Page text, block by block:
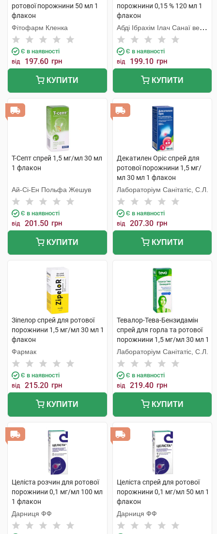
ротової порожнини 50 мл 1
флакон
Фітофарм Кленка
Є в наявності
від 197.60 грн
КУПИТИ
порожнини 0,15 % 120 мл 1
флакон
Абді Ібрахім Ілач Санаї ве
Тіджарет
Є в наявності
від 199.10 грн
КУПИТИ
Т-Септ спрей 1,5 мг/мл 30 мл
1 флакон
Ай-Сі-Ен Польфа Жешув
Є в наявності
від 201.50 грн
КУПИТИ
Декатилен Оріс спрей для
ротової порожнини 1,5 мг/
мл 30 мл 1 флакон
Лабораторіум Санітатіс, С.Л.
Є в наявності
від 207.30 грн
КУПИТИ
Зіпелор спрей для ротової
порожнини 1,5 мг/мл 30 мл 1
флакон
Фармак
Є в наявності
від 215.20 грн
КУПИТИ
Тевалор-Тева-Бензидамін
спрей для горла та ротової
порожнини 1,5 мг/мл 30 мл 1
флакон
Лабораторіум Санітатіс, С.Л.
Є в наявності
від 219.40 грн
КУПИТИ
Целіста розчин для ротової
порожнини 0,1 мг/мл 100 мл
1 флакон
Дарниця ФФ
Целіста спрей для ротової
порожнини 0,1 мг/мл 50 мл 1
флакон
Дарниця ФФ